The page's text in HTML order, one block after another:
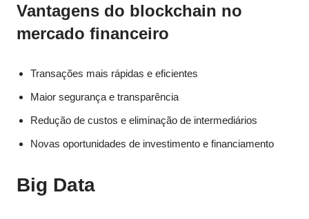
Vantagens do blockchain no
mercado financeiro
Transações mais rápidas e eficientes
Maior segurança e transparência
Redução de custos e eliminação de intermediários
Novas oportunidades de investimento e financiamento
Big Data